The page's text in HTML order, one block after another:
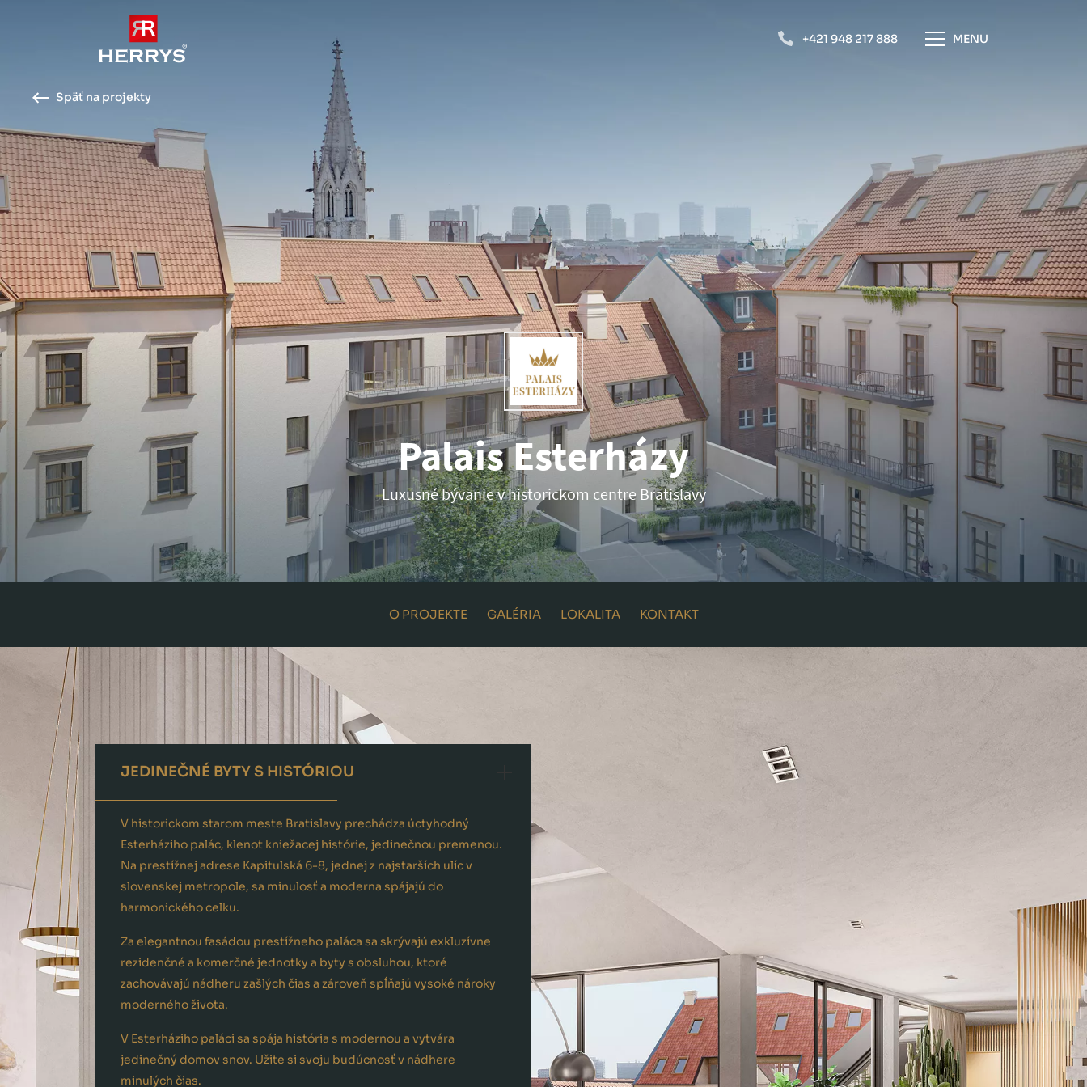
Späť na projekty
+421 948 217 888 MENU
Palais Esterházy
Luxusné bývanie v historickom centre Bratislavy
O PROJEKTE GALÉRIA LOKALITA KONTAKT
JEDINEČNÉ BYTY S HISTÓRIOU
V historickom starom meste Bratislavy prechádza úctyhodný
Esterháziho palác, klenot kniežacej histórie, jedinečnou premenou.
Na prestížnej adrese Kapitulská 6-8, jednej z najstarších ulíc v
slovenskej metropole, sa minulosť a moderna spájajú do
harmonického celku.
Za elegantnou fasádou prestížneho paláca sa skrývajú exkluzívne
rezidenčné a komerčné jednotky a byty s obsluhou, ktoré
zachovávajú nádheru zašlých čias a zároveň spĺňajú vysoké nároky
moderného života.
V Esterháziho paláci sa spája história s modernou a vytvára
jedinečný domov snov. Užite si svoju budúcnosť v nádhere
minulých čias.